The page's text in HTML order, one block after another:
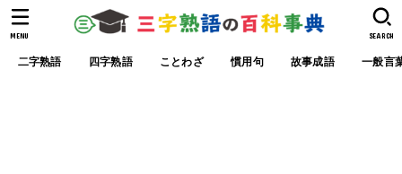
二字熟語 四字熟語 ことわざ 慣用句 故事成語 一般言
SEARCH
MENU